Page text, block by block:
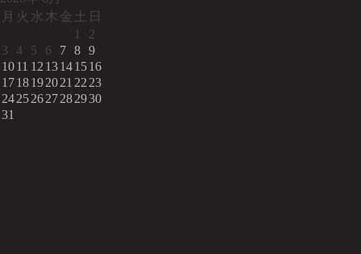
月 火 水 木 金 土 日
1
2
3
4 5 6 7 8 9
1011 12 13141516
1718192021 22 23
24252627282930
31